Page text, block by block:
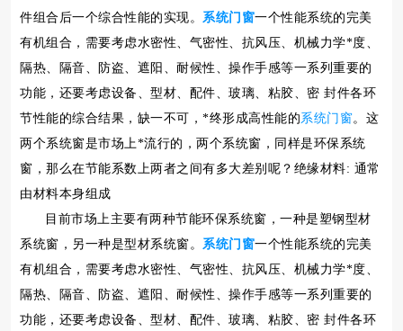
件组合后一个综合性能的实现。 系统门窗一个性能系统的完美
有机组合，需要考虑水密性、气密性、抗风压、机械力学*度、
隔热、隔音、防盗、遮阳、耐候性、操作手感等一系列重要的
功能，还要考虑设备、型材、配件、玻璃、粘胶、密 封件各环
节性能的综合结果，缺一不可，*终形成高性能的系统门窗。这
两个系统窗是市场上*流行的，两个系统窗，同样是环保系统
窗，那么在节能系数上两者之间有多大差别呢？绝缘材料: 通常
由材料本身组成
目前市场上主要有两种节能环保系统窗，一种是塑钢型材
系统窗，另一种是型材系统窗。 系统门窗一个性能系统的完美
有机组合，需要考虑水密性、气密性、抗风压、机械力学*度、
隔热、隔音、防盗、遮阳、耐候性、操作手感等一系列重要的
功能，还要考虑设备、型材、配件、玻璃、粘胶、密 封件各环